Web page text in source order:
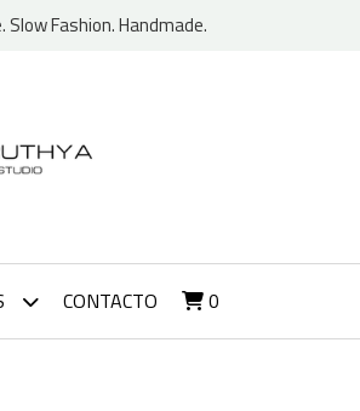
Fashion. Handmade.
CONTACTO 0